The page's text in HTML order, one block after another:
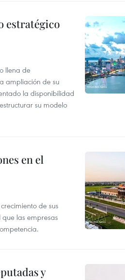
estratégico
llena de
ampliación de su
la disponibilidad
su modelo
en el
de sus
las empresas
y